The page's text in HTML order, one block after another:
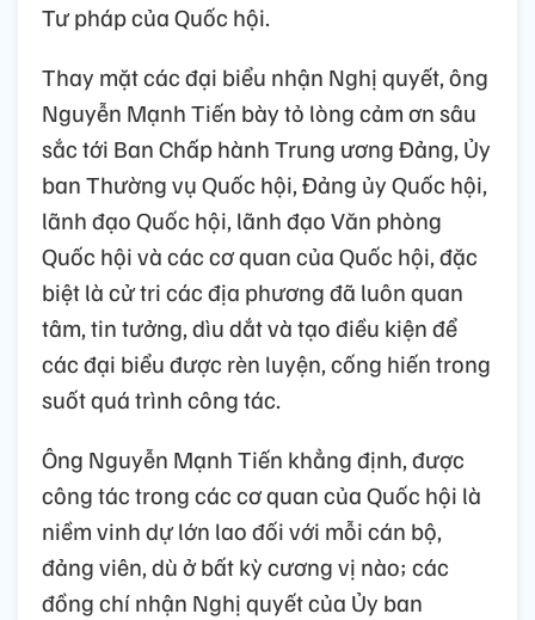
Tư pháp của Quốc hội.
Thay mặt các đại biểu nhận Nghị quyết, ông
Nguyễn Mạnh Tiến bày tỏ lòng cảm ơn sâu
sắc tới Ban Chấp hành Trung ương Đảng, Ủy
ban Thường vụ Quốc hội, Đảng ủy Quốc hội,
lãnh đạo Quốc hội, lãnh đạo Văn phòng
Quốc hội và các cơ quan của Quốc hội, đặc
biệt là cử tri các địa phương đã luôn quan
tâm, tin tưởng, dìu dắt và tạo điều kiện để
các đại biểu được rèn luyện, cống hiến trong
suốt quá trình công tác.
Ông Nguyễn Mạnh Tiến khẳng định, được
công tác trong các cơ quan của Quốc hội là
niềm vinh dự lớn lao đối với mỗi cán bộ,
đảng viên, dù ở bất kỳ cương vị nào; các
đồng chí nhận Nghị quyết của Ủy ban